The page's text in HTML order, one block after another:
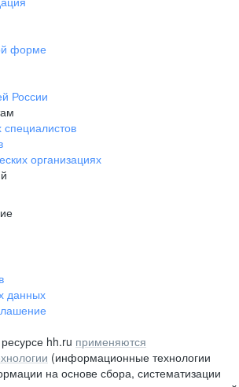
форме
России
организациях
данных
hh.ru применяются
(информационные технологии
на основе сбора, систематизации